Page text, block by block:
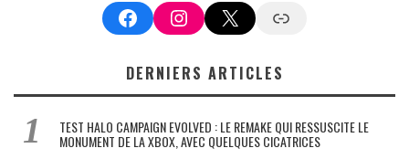
FacebookInstagram
X Google News
DERNIERS ARTICLES
TEST HALO CAMPAIGN EVOLVED : LE REMAKE QUI RESSUSCITE LE
MONUMENT DE LA XBOX, AVEC QUELQUES CICATRICES